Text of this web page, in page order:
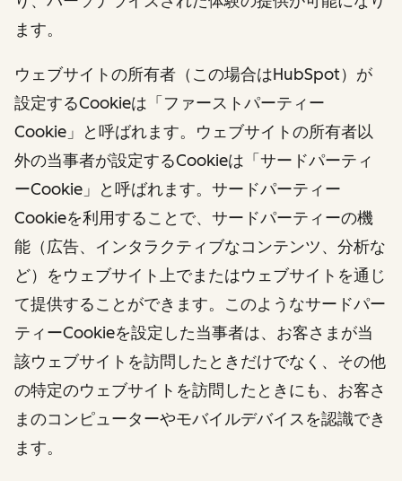
ます。
ウェブサイトの所有者（この場合はHubSpot）が
設定するCookieは「ファーストパーティー
Cookie」と呼ばれます。ウェブサイトの所有者以
外の当事者が設定するCookieは「サードパーティ
ーCookie」と呼ばれます。サードパーティー
Cookieを利用することで、サードパーティーの機
能（広告、インタラクティブなコンテンツ、分析な
ど）をウェブサイト上でまたはウェブサイトを通じ
て提供することができます。このようなサードパー
ティーCookieを設定した当事者は、お客さまが当
該ウェブサイトを訪問したときだけでなく、その他
の特定のウェブサイトを訪問したときにも、お客さ
まのコンピューターやモバイルデバイスを認識でき
ます。